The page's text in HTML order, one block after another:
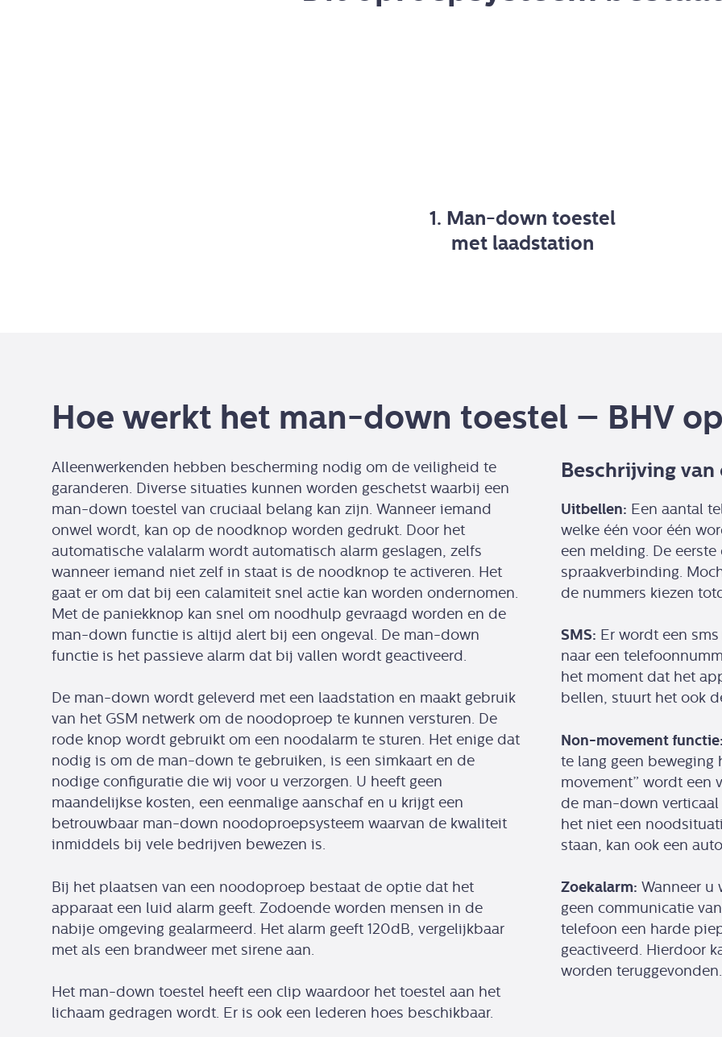
Man-down toestel
met laadstation
Hoe werkt het man-down toestel – BHV
Alleenwerkenden hebben bescherming nodig om de veiligheid te
garanderen. Diverse situaties kunnen worden geschetst waarbij een
man-down toestel van cruciaal belang kan zijn. Wanneer iemand
onwel wordt, kan op de noodknop worden gedrukt. Door het
automatische valalarm wordt automatisch alarm geslagen, zelfs
wanneer iemand niet zelf in staat is de noodknop te activeren. Het
gaat er om dat bij een calamiteit snel actie kan worden ondernomen.
Met de paniekknop kan snel om noodhulp gevraagd worden en de
man-down functie is altijd alert bij een ongeval. De man-down
functie is het passieve alarm dat bij vallen wordt geactiveerd.
De man-down wordt geleverd met een laadstation en maakt gebruik
van het GSM netwerk om de noodoproep te kunnen versturen. De
rode knop wordt gebruikt om een noodalarm te sturen. Het enige dat
nodig is om de man-down te gebruiken, is een simkaart en de
nodige configuratie die wij voor u verzorgen. U heeft geen
maandelijkse kosten, een eenmalige aanschaf en u krijgt een
betrouwbaar man-down noodoproepsysteem waarvan de kwaliteit
inmiddels bij vele bedrijven bewezen is.
Bij het plaatsen van een noodoproep bestaat de optie dat het
apparaat een luid alarm geeft. Zodoende worden mensen in de
nabije omgeving gealarmeerd. Het alarm geeft 120dB, vergelijkbaar
met als een brandweer met sirene aan.
Het man-down toestel heeft een clip waardoor het toestel aan het
lichaam gedragen wordt. Er is ook een lederen hoes beschikbaar.
Beschrijving
Uitbellen: Een aantal
welke één voor één
een melding. De
spraakverbinding.
de nummers kiezen
SMS: Er wordt een
naar een
het moment dat het
bellen, stuurt het ook
Non-movement functie:
te lang geen beweging
movement” wordt een
de man-down
het niet een
staan, kan ook een
Zoekalarm: Wanneer u
geen communicatie
telefoon een harde
geactiveerd. Hierdoor
worden teruggevonden.